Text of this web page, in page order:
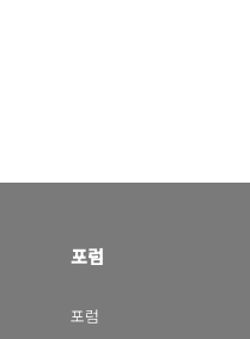
포럼
포럼